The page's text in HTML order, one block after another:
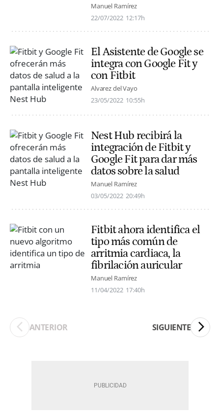
Manuel Ramírez
22/07/2022 12:17h
El Asistente de Google se
integra con Google Fit y
con Fitbit
Alvarez del Vayo
23/05/2022 10:55h
Nest Hub recibirá la
integración de Fitbit y
Google Fit para dar más
datos sobre la salud
Manuel Ramírez
03/05/2022 20:49h
Fitbit ahora identifica el
tipo más común de
arritmia cardiaca, la
fibrilación auricular
Manuel Ramírez
11/04/2022 17:40h
ANTERIOR SIGUIENTE